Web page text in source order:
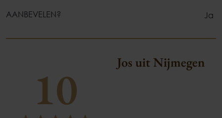
AANBEVELEN?
Ja
10 Jos uit Nijmegen